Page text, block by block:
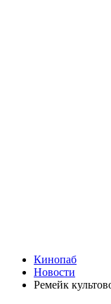
Кинопаб
Новости
Ремейк